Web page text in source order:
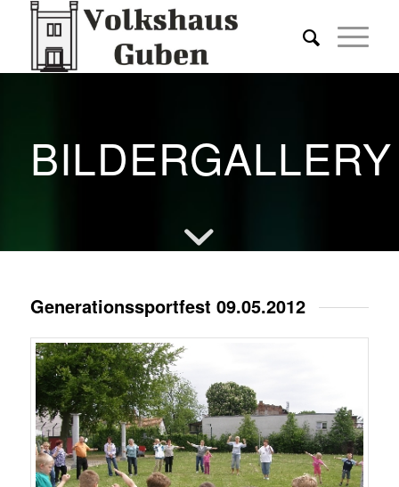
BILDERGALLERY
Generationssportfest 09.05.2012